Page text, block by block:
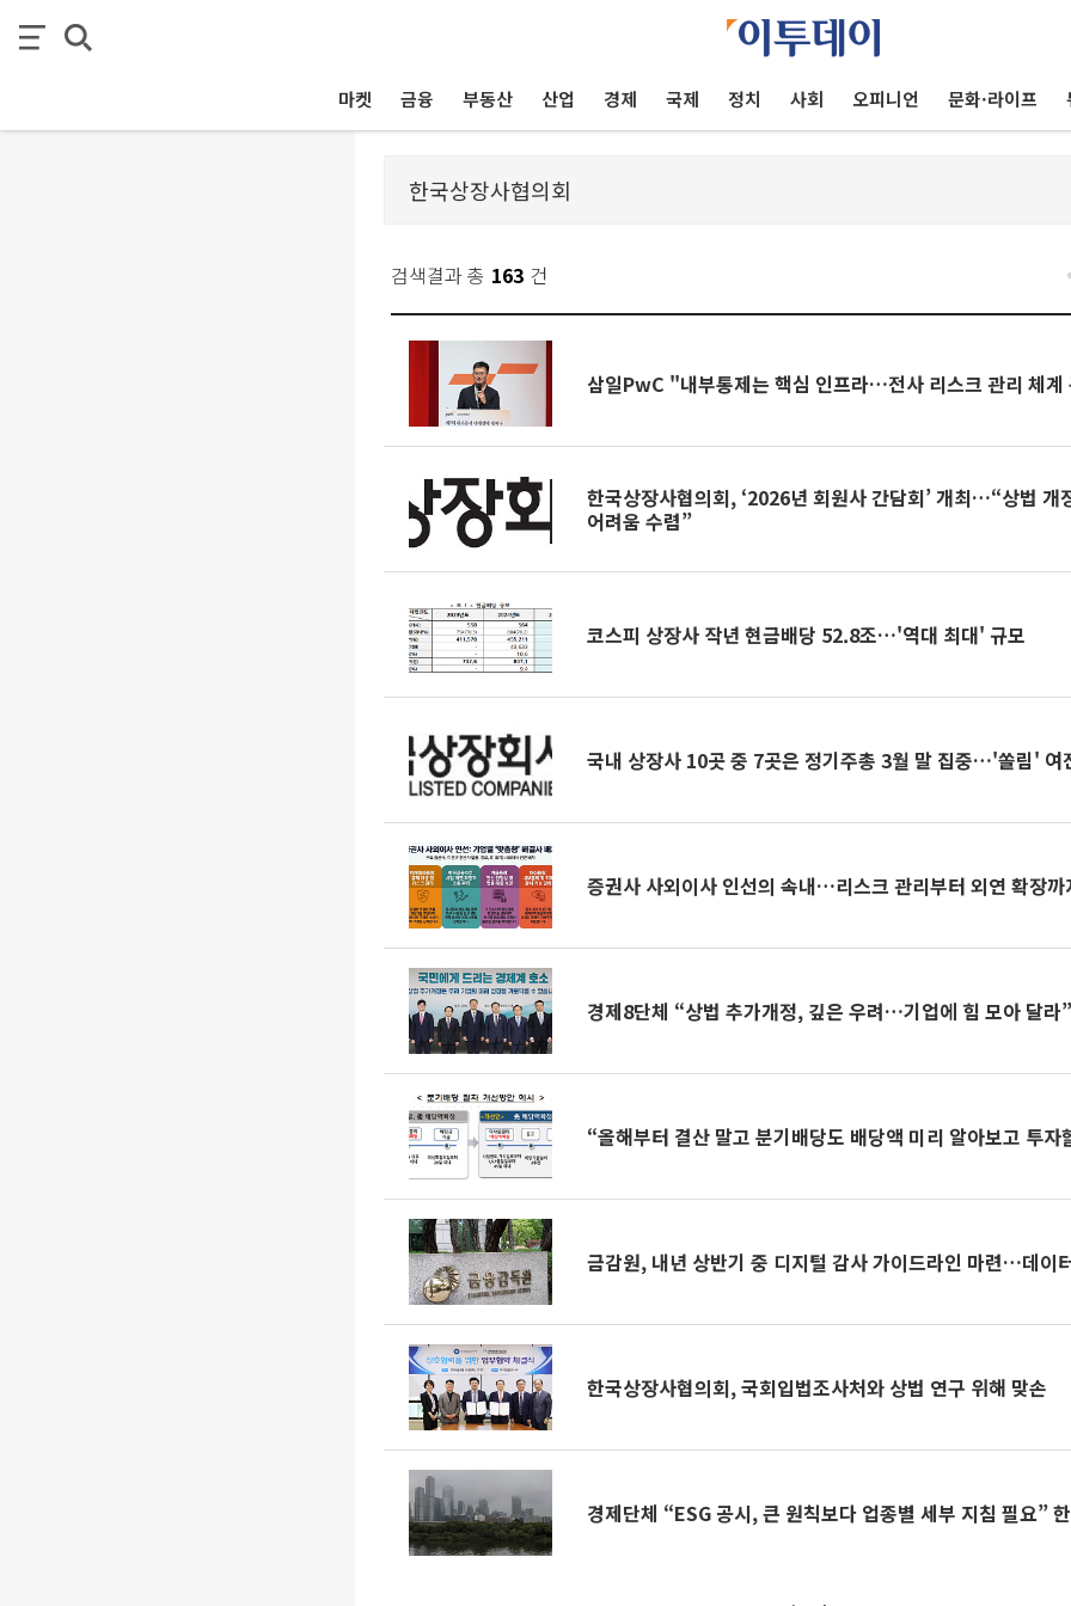
마켓 금융 부동산 산업 경제 국제 정치 사회 오피니언 문화·라이프
검색결과 총 163 건
삼일PwC "내부통제는 핵심 인프라…전사 리스크 관리 체계
한국상장사협의회, ‘2026년 회원사 간담회’ 개최…“상법 개
어려움 수렴”
코스피 상장사 작년 현금배당 52.8조…'역대 최대' 규모
국내 상장사 10곳 중 7곳은 정기주총 3월 말 집중…'쏠림' 여
증권사 사외이사 인선의 속내…리스크 관리부터 외연 확장까
경제8단체 “상법 추가개정, 깊은 우려…기업에 힘 모아 달라”
“올해부터 결산 말고 분기배당도 배당액 미리 알아보고 투자
금감원, 내년 상반기 중 디지털 감사 가이드라인 마련…데이
한국상장사협의회, 국회입법조사처와 상법 연구 위해 맞손
경제단체 “ESG 공시, 큰 원칙보다 업종별 세부 지침 필요”